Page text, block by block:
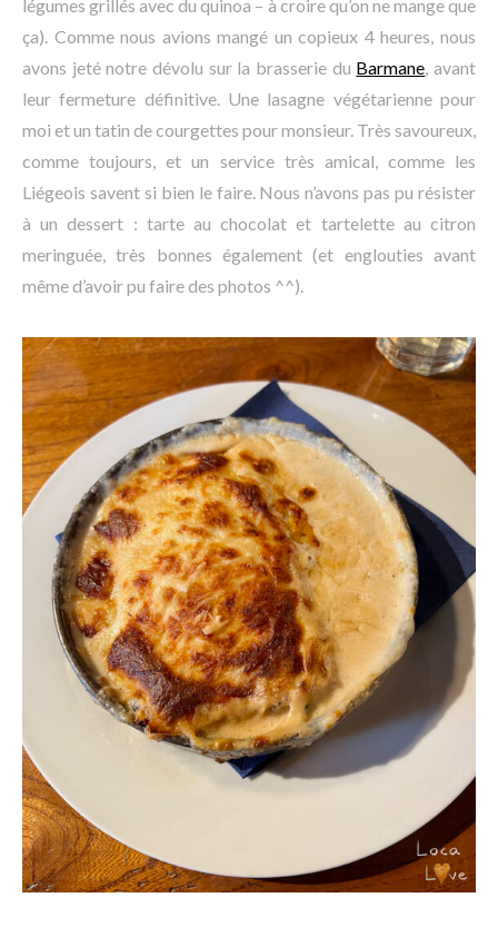
légumes grillés avec du quinoa – à croire qu’on ne mange que
ça). Comme nous avions mangé un copieux 4 heures, nous
avons jeté notre dévolu sur la brasserie du Barmane, avant
leur fermeture définitive. Une lasagne végétarienne pour
moi et un tatin de courgettes pour monsieur. Très savoureux,
comme toujours, et un service très amical, comme les
Liégeois savent si bien le faire. Nous n’avons pas pu résister
à un dessert : tarte au chocolat et tartelette au citron
meringuée, très bonnes également (et englouties avant
même d’avoir pu faire des photos ^^).